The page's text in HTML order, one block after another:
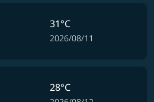
31°C
2026/08/11
28°C